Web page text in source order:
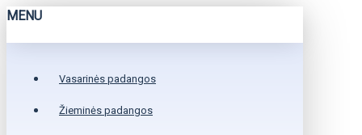
MENU
Vasarinės padangos
Žieminės padangos